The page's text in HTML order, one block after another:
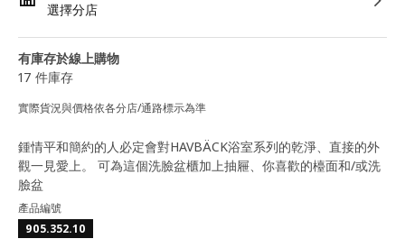
選擇分店
有庫存於線上購物
17 件庫存
實際貨況與價格依各分店/通路標示為準
鍾情平和簡約的人必定會對HAVBÄCK浴室系列的乾淨、直接的外
觀一見愛上。 可為這個洗臉盆櫃加上抽屜、你喜歡的檯面和/或洗
臉盆
產品編號
905.352.10